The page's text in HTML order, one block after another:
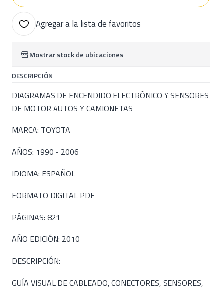
Agregar a la lista de favoritos
Mostrar stock de ubicaciones
DESCRIPCIÓN
DIAGRAMAS DE ENCENDIDO ELECTRÓNICO Y SENSORES
DE MOTOR AUTOS Y CAMIONETAS
MARCA: TOYOTA
AÑOS: 1990 - 2006
IDIOMA: ESPAÑOL
FORMATO DIGITAL PDF
PÁGINAS: 821
AÑO EDICIÓN: 2010
DESCRIPCIÓN:
GUÍA VISUAL DE CABLEADO, CONECTORES, SENSORES,